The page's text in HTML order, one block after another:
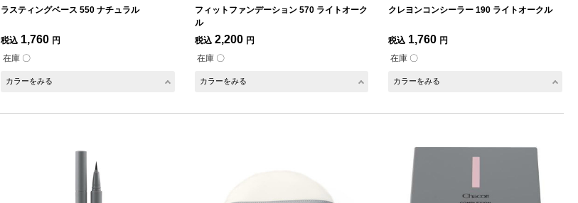
ラスティングベース 550 ナチュラル
税込 1,760 円
在庫 〇
カラーをみる
フィットファンデーション 570 ライトオーク
ル
税込 2,200 円
在庫 〇
カラーをみる
クレヨンコンシーラー 190 ライトオークル
税込 1,760 円
在庫 〇
カラーをみる